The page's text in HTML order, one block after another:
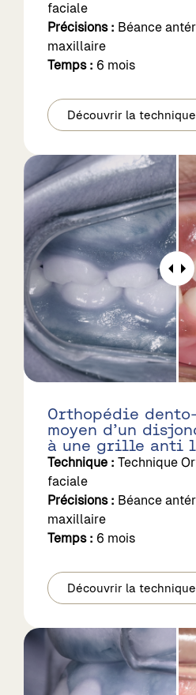
faciale
Précisions : Béance
maxillaire
Temps : 6 mois
Découvrir la technique
Orthopédie
moyen d’un
à une grille anti
Technique : Technique
faciale
Précisions : Béance
maxillaire
Temps : 6 mois
Découvrir la technique